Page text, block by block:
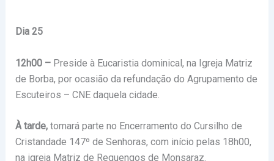
Dia 25
12h00 – Preside à Eucaristia dominical, na Igreja Matriz
de Borba, por ocasião da refundação do Agrupamento de
Escuteiros – CNE daquela cidade.
À tarde, tomará parte no Encerramento do Cursilho de
Cristandade 147º de Senhoras, com início pelas 18h00,
na igreja Matriz de Reguengos de Monsaraz.